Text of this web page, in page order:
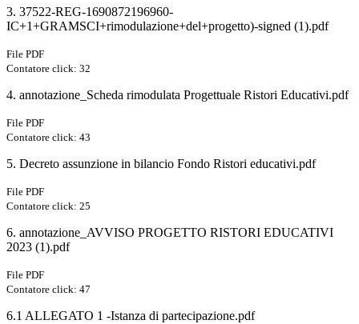
3. 37522-REG-1690872196960-
IC+1+GRAMSCI+rimodulazione+del+progetto)-signed (1).pdf
File PDF
Contatore click: 32
4. annotazione_Scheda rimodulata Progettuale Ristori Educativi.pdf
File PDF
Contatore click: 43
5. Decreto assunzione in bilancio Fondo Ristori educativi.pdf
File PDF
Contatore click: 25
6. annotazione_AVVISO PROGETTO RISTORI EDUCATIVI
2023 (1).pdf
File PDF
Contatore click: 47
6.1 ALLEGATO 1 -Istanza di partecipazione.pdf